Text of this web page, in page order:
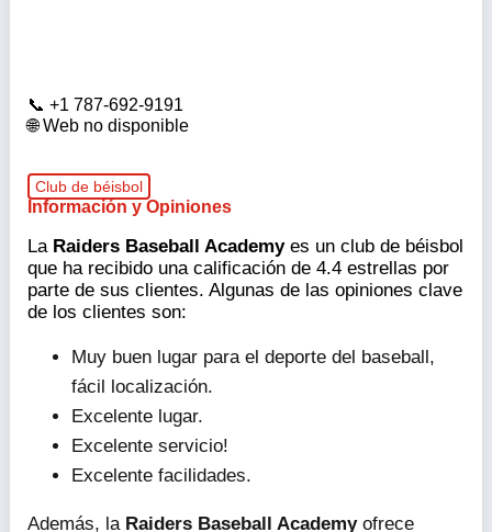
+1 787-692-9191
Web no disponible
Club de béisbol
Información y Opiniones
La Raiders Baseball Academyes un club de béisbol
que ha recibido una calificación de 4.4 estrellas por
parte de sus clientes. Algunas de las opiniones clave
de los clientes son:
Muy buen lugar para el deporte del baseball,
fácil localización.
Excelente lugar.
Excelente servicio!
Excelente facilidades.
Además, la Raiders Baseball Academyofrece